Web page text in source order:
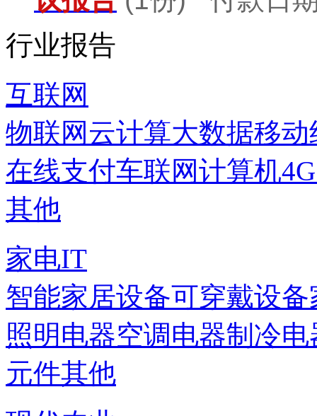
行业报告
互联网
物联网 云计算大数据移动
在线支付车联网计算机
其他
家电IT
智能家居设备可穿戴设备
照明电器空调电器制冷电
元件其他